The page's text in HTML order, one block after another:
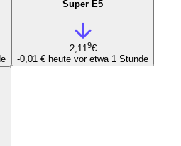
Super E5
2,119€
-0,01 € heute vor etwa 1 Stunde